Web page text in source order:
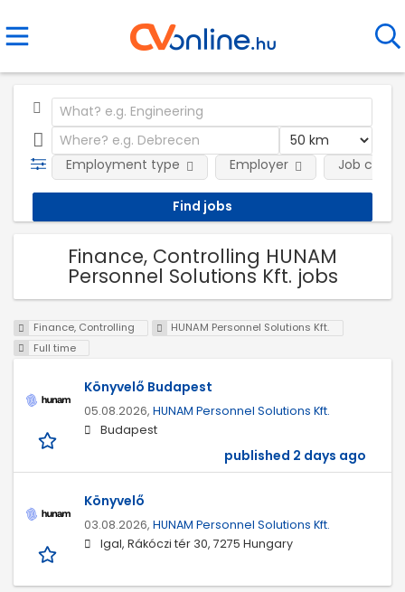
Employment type Employer Job
Finance, Controlling HUNAM
Personnel Solutions Kft. jobs
Finance, Controlling
HUNAM Personnel Solutions Kft.
Full time
Könyvelő Budapest
05.08.2026, HUNAM Personnel Solutions Kft.
Budapest
published 2 days ago
Könyvelő
03.08.2026, HUNAM Personnel Solutions Kft.
Igal, Rákóczi tér 30, 7275 Hungary